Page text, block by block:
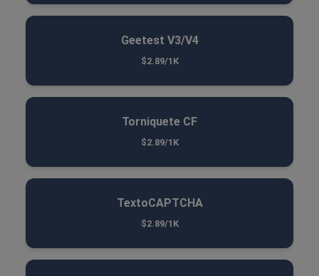
Geetest V3/V4
$2.89/1K
Torniquete CF
$2.89/1K
TextoCAPTCHA
$2.89/1K